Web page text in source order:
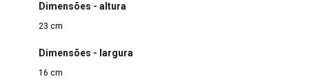
Dimensões - altura
23 cm
Dimensões - largura
16 cm